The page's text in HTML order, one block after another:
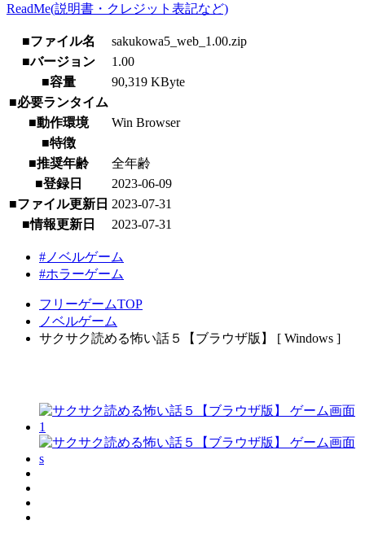
ReadMe(説明書・クレジット表記など)
■ファイル名
sakukowa5_web_1.00.zip
■バージョン
1.00
■容量
90,319 KByte
■必要ランタイム
■動作環境
Win Browser
■特徴
■推奨年齢
全年齢
■登録日
2023-06-09
■ファイル更新日 2023-07-31
■情報更新日
2023-07-31
#ノベルゲーム
#ホラーゲーム
フリーゲームTOP
ノベルゲーム
サクサク読める怖い話５【ブラウザ版】 [ Windows ]